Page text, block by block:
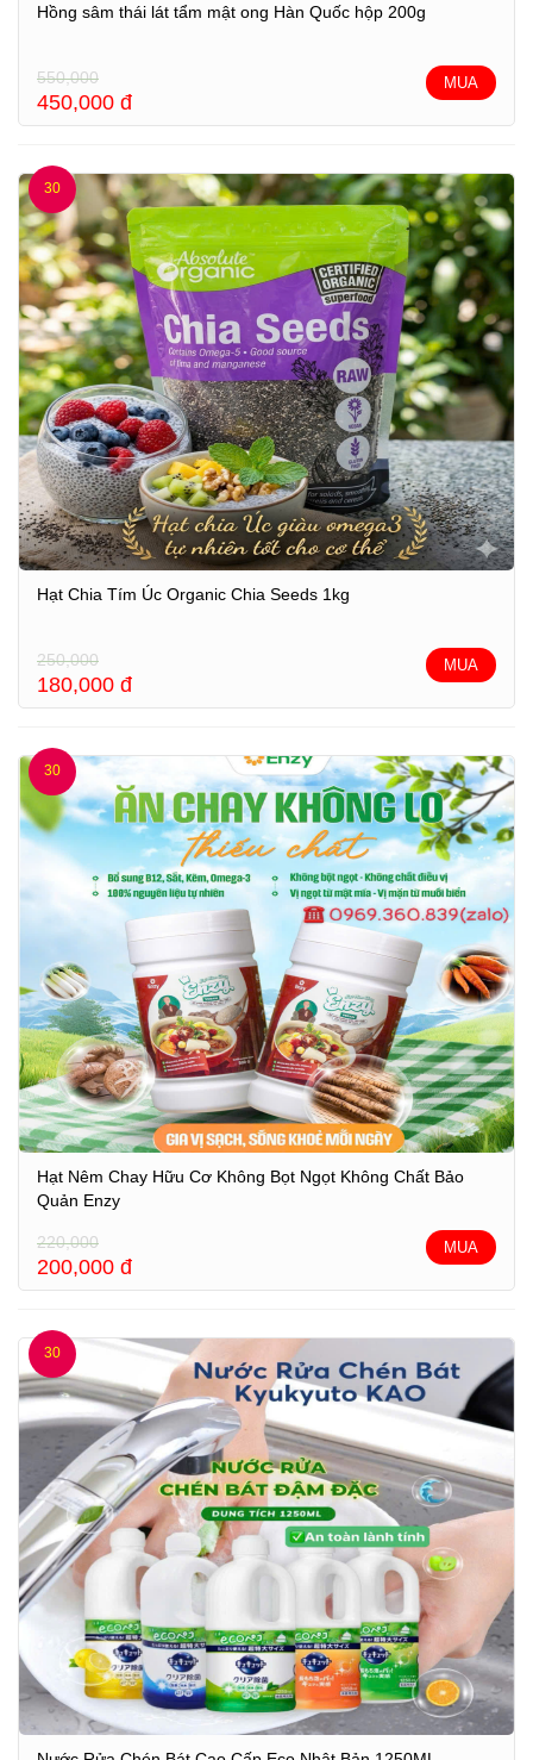
Hồng sâm thái lát tẩm mật ong Hàn Quốc hộp 200g
550,000
450,000 đ
MUA
30
Hạt Chia Tím Úc Organic Chia Seeds 1kg
250,000
180,000 đ
MUA
30
Hạt Nêm Chay Hữu Cơ Không Bọt Ngọt Không Chất Bảo
Quản Enzy
220,000
200,000 đ
MUA
30